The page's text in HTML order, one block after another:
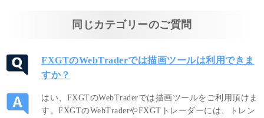
同じカテゴリーのご質問
FXGTのWebTraderでは描画ツールは利用できま
すか？
はい、FXGTのWebTraderでは描画ツールをご利用頂けま
す。FXGTのWebTraderやFXGTトレーダーには、トレン